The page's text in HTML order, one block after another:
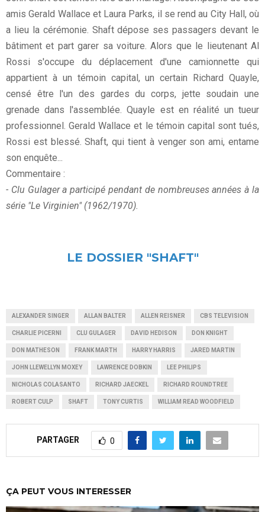
amis Gerald Wallace et Laura Parks, il se rend au City Hall, où
a lieu la cérémonie. Shaft dépose ses passagers devant le
bâtiment et part garer sa voiture. Alors que le lieutenant Al
Rossi s'occupe du déplacement d'une camionnette qui
appartient à un témoin capital, un certain Richard Quayle,
censé être l'un des gardes du corps, jette soudain une
grenade dans l'assemblée. Quayle est en réalité un tueur
professionnel. Gerald Wallace et le témoin capital sont tués,
Rossi est blessé. Shaft, qui tient à venger son ami, entame
son enquête...
Commentaire :
- Clu Gulager a participé pendant de nombreuses années à la
série "Le Virginien" (1962/1970).
LE DOSSIER "SHAFT"
ALEXANDER SINGER ALLAN BALTER ALLEN REISNER CBS TELEVISION
CHARLIE PICERNI CLU GULAGER DAVID HEDISON DON KNIGHT
DON MATHESON FRANK MARTH HARRY HARRIS JARED MARTIN
JOHN LLEWELLYN MOXEY LAWRENCE DOBKIN LEE PHILIPS
NICHOLAS COLASANTO RICHARD JAECKEL RICHARD ROUNDTREE
ROBERT CULP SHAFT TONY CURTIS WILLIAM READ WOODFIELD
PARTAGER 0
ÇA PEUT VOUS INTERESSER